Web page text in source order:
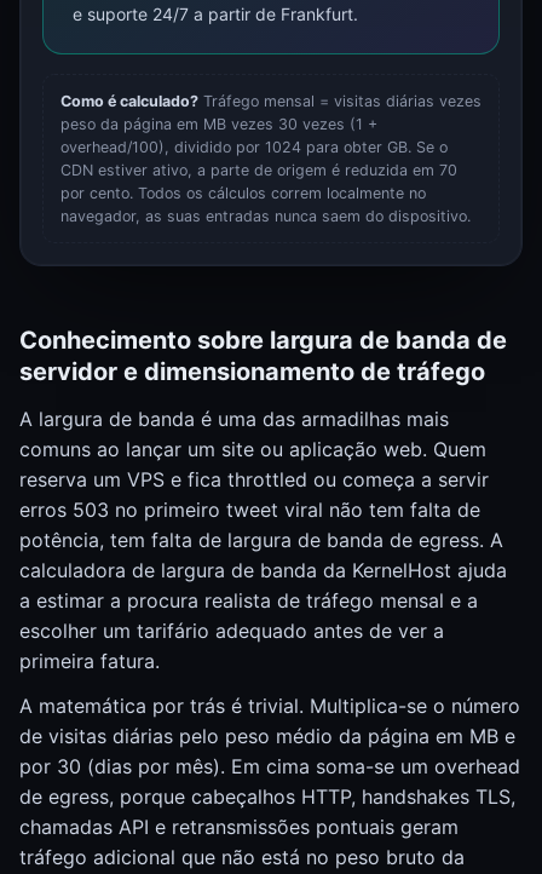
e suporte 24/7 a partir de Frankfurt.
Como é calculado? Tráfego mensal = visitas diárias vezes
peso da página em MB vezes 30 vezes (1 +
overhead/100), dividido por 1024 para obter GB. Se o
CDN estiver ativo, a parte de origem é reduzida em 70
por cento. Todos os cálculos correm localmente no
navegador, as suas entradas nunca saem do dispositivo.
Conhecimento sobre largura de banda de
servidor e dimensionamento de tráfego
A largura de banda é uma das armadilhas mais
comuns ao lançar um site ou aplicação web. Quem
reserva um VPS e fica throttled ou começa a servir
erros 503 no primeiro tweet viral não tem falta de
potência, tem falta de largura de banda de egress. A
calculadora de largura de banda da KernelHost ajuda
a estimar a procura realista de tráfego mensal e a
escolher um tarifário adequado antes de ver a
primeira fatura.
A matemática por trás é trivial. Multiplica-se o número
de visitas diárias pelo peso médio da página em MB e
por 30 (dias por mês). Em cima soma-se um overhead
de egress, porque cabeçalhos HTTP, handshakes TLS,
chamadas API e retransmissões pontuais geram
tráfego adicional que não está no peso bruto da